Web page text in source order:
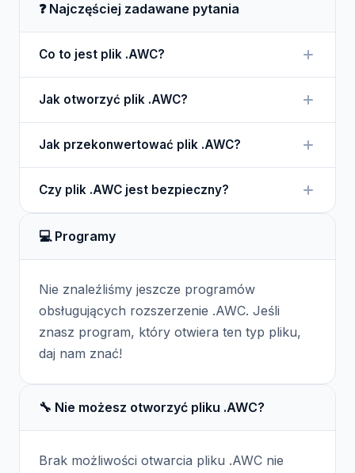
❓ Najczęściej zadawane pytania
Co to jest plik .AWC?
potrzebne do aktualizacji firmware dla urządzeń
Emulex, co jest niezbędne dla ich prawidłowego
działania.
Jak otworzyć plik .AWC?
tradycyjny sposób, lecz do użycia w procesie
aktualizacji urządzeń Emulex. Wymaga
odpowiedniego oprogramowania.
Jak przekonwertować plik .AWC?
ponieważ służy do specyficznych aktualizacji.
Należy go używać zgodnie z instrukcjami
producenta.
Czy plik .AWC jest bezpieczny?
pochodzą z oficjalnych źródeł Emulex. Zawsze
warto weryfikować źródło pliku przed jego
💻 Programy
Nie znaleźliśmy jeszcze programów
obsługujących rozszerzenie .AWC. Jeśli
znasz program, który otwiera ten typ pliku,
daj nam znać!
🔧 Nie możesz otworzyć pliku .AWC?
Brak możliwości otwarcia pliku .AWC nie